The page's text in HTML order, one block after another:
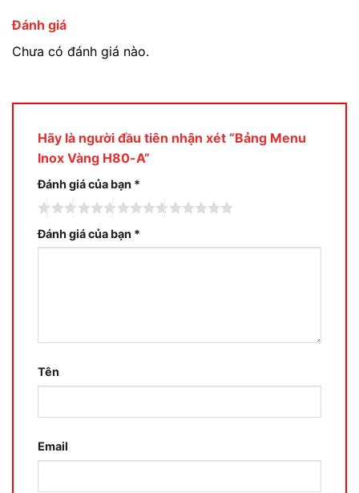
Đánh giá
Chưa có đánh giá nào.
Hãy là người đầu tiên nhận xét “Bảng Menu
Inox Vàng H80-A”
Đánh giá của bạn *
Đánh giá của bạn *
Tên
Email